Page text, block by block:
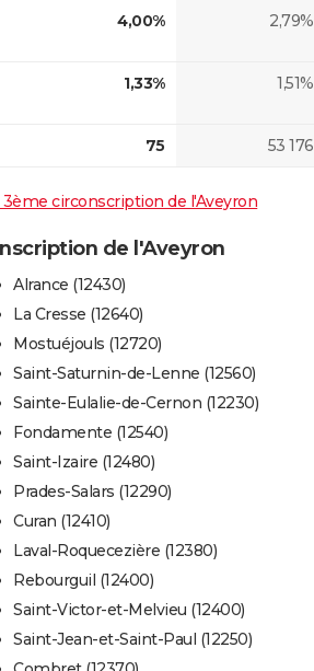
4,00% 2,79%
1,33% 1,51%
75 53 176
circonscription de l'Aveyron
de l'Aveyron
Alrance (12430)
La Cresse (12640)
Mostuéjouls (12720)
Saint-Saturnin-de-Lenne (12560)
Sainte-Eulalie-de-Cernon (12230)
Fondamente (12540)
Saint-Izaire (12480)
Prades-Salars (12290)
Curan (12410)
Laval-Roquecezière (12380)
Rebourguil (12400)
Saint-Victor-et-Melvieu (12400)
Saint-Jean-et-Saint-Paul (12250)